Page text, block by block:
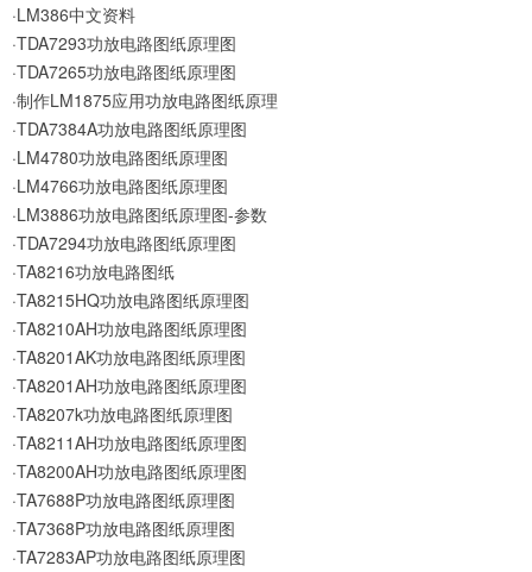
·LM386中文资料
·TDA7293功放电路图纸原理图
·TDA7265功放电路图纸原理图
·制作LM1875应用功放电路图纸原理
·TDA7384A功放电路图纸原理图
·LM4780功放电路图纸原理图
·LM4766功放电路图纸原理图
·LM3886功放电路图纸原理图-参数
·TDA7294功放电路图纸原理图
·TA8216功放电路图纸
·TA8215HQ功放电路图纸原理图
·TA8210AH功放电路图纸原理图
·TA8201AK功放电路图纸原理图
·TA8201AH功放电路图纸原理图
·TA8207k功放电路图纸原理图
·TA8211AH功放电路图纸原理图
·TA8200AH功放电路图纸原理图
·TA7688P功放电路图纸原理图
·TA7368P功放电路图纸原理图
·TA7283AP功放电路图纸原理图